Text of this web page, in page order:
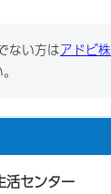
ない方はアドビ株
センター